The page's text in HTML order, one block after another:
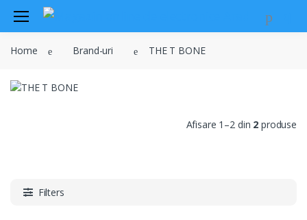
Audio
Sisteme de securitate si
Instrumente muzicale
Retelistica , periferice PC
Home Brand-uri THE T BONE
Afisare 1–2 din 2 produse
Filters